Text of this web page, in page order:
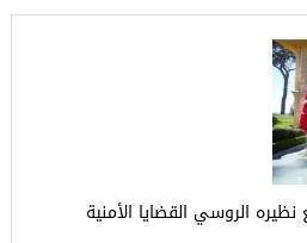
الروسي القضايا الأمنية